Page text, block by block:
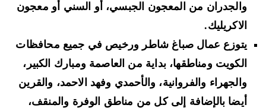
والجدران من المعجون الجبسي، أو السني أو معجون
الاكريليك.
يتوزع عمال صباغ شاطر ورخيص في جميع محافظات
الكويت ومناطقها، بداية من العاصمة ومبارك الكبير،
والجهراء والفروانية، والأحمدي وفهد الاحمد، والقرين
أيضا بالإضافة إلى كل من مناطق الوفرة والمنقف،